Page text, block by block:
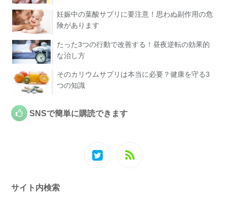
妊娠中の葉酸サプリに要注意！思わぬ副作用の危
険があります
たった3つの行動で改善する！昼夜逆転の効果的
な治し方
そのカリウムサプリは本当に必要？健康を守る3
つの知識
SNSで簡単に購読できます
サイト内検索